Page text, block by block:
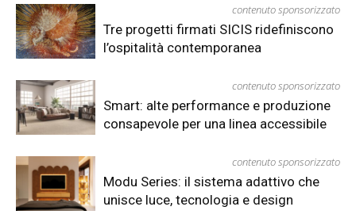
contenuto sponsorizzato
Tre progetti firmati SICIS ridefiniscono
l’ospitalità contemporanea
contenuto sponsorizzato
Smart: alte performance e produzione
consapevole per una linea accessibile
contenuto sponsorizzato
Modu Series: il sistema adattivo che
unisce luce, tecnologia e design